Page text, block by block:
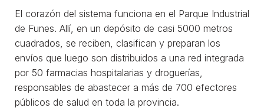
El corazón del sistema funciona en el Parque Industrial
de Funes. Allí, en un depósito de casi 5000 metros
cuadrados, se reciben, clasifican y preparan los
envíos que luego son distribuidos a una red integrada
por 50 farmacias hospitalarias y droguerías,
responsables de abastecer a más de 700 efectores
públicos de salud en toda la provincia.